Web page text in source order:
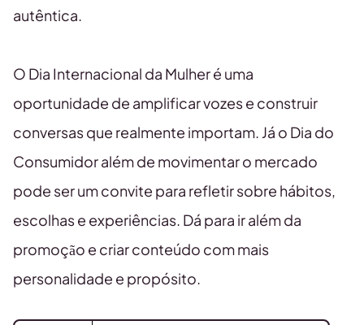
autêntica.
O Dia Internacional da Mulher é uma
oportunidade de amplificar vozes e construir
conversas que realmente importam. Já o Dia do
Consumidor além de movimentar o mercado
pode ser um convite para refletir sobre hábitos,
escolhas e experiências. Dá para ir além da
promoção e criar conteúdo com mais
personalidade e propósito.